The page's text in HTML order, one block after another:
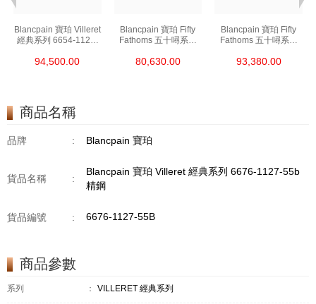
Blancpain 寶珀 Villeret
經典系列 6654-1127-
94,500.00
Blancpain 寶珀 Fifty
Fathoms 五十噚系列
80,630.00
Blancpain 寶珀 Fifty
Fathoms 五十噚系列
93,380.00
商品名稱
品牌 : Blancpain 寶珀
貨品名稱 :
Blancpain 寶珀 Villeret 經典系列 6676-1127-55b
精鋼
貨品編號 : 6676-1127-55B
商品參數
系列 ： VILLERET 經典系列